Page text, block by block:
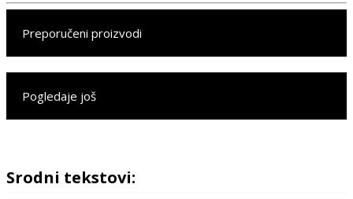
Preporučeni proizvodi
Pogledaje još
Srodni tekstovi: